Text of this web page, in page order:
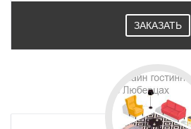
ЗАКАЗАТЬ